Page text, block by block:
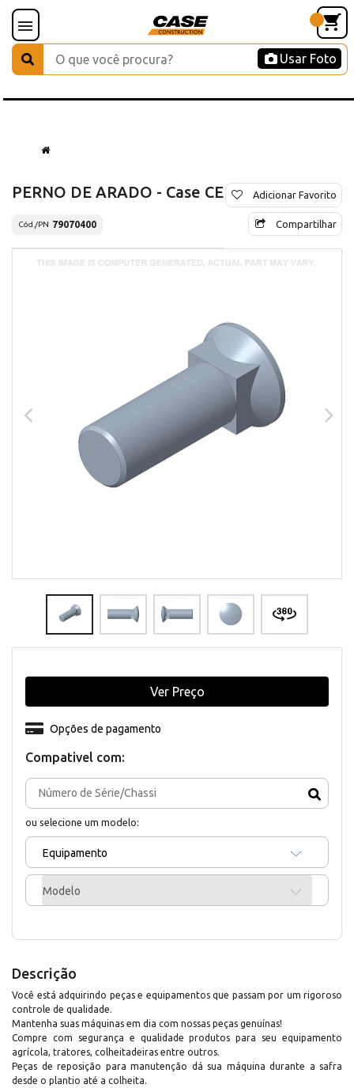
Usar Foto
PERNO DE ARADO - Case CE
Cód./PN 79070400
Adicionar Favorito
Compartilhar
Compativel com:
ou selecione um modelo:
Equipamento
Modelo
Opções de pagamento
Ver Preço
Descrição
Você está adquirindo peças e equipamentos que passam por um rigoroso
controle de qualidade.
Mantenha suas máquinas em dia com nossas peças genuínas!
Compre com segurança e qualidade produtos para seu equipamento
agrícola, tratores, colheitadeiras entre outros.
Peças de reposição para manutenção dá sua máquina durante a safra
desde o plantio até a colheita.